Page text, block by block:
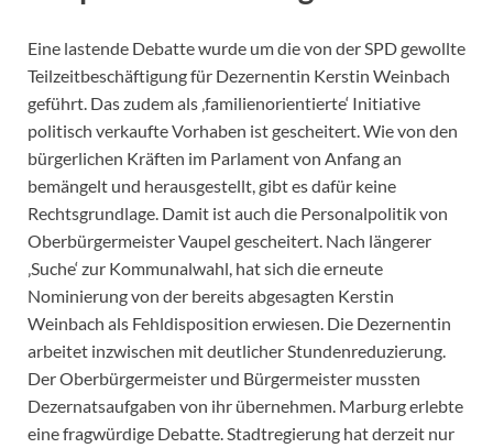
Eine lastende Debatte wurde um die von der SPD gewollte
Teilzeitbeschäftigung für Dezernentin Kerstin Weinbach
geführt. Das zudem als ‚familienorientierte‘ Initiative
politisch verkaufte Vorhaben ist gescheitert. Wie von den
bürgerlichen Kräften im Parlament von Anfang an
bemängelt und herausgestellt, gibt es dafür keine
Rechtsgrundlage. Damit ist auch die Personalpolitik von
Oberbürgermeister Vaupel gescheitert. Nach längerer
‚Suche‘ zur Kommunalwahl, hat sich die erneute
Nominierung von der bereits abgesagten Kerstin
Weinbach als Fehldisposition erwiesen. Die Dezernentin
arbeitet inzwischen mit deutlicher Stundenreduzierung.
Der Oberbürgermeister und Bürgermeister mussten
Dezernatsaufgaben von ihr übernehmen. Marburg erlebte
eine fragwürdige Debatte. Stadtregierung hat derzeit nur